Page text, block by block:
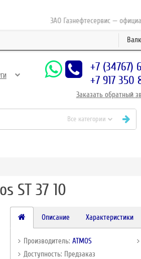
ЗАО Газнефтесервис —
+7 (34767)
+7 917 350
Заказать обратный
Все категории
ST 37 10
Описание Характеристики
Производитель:ATMOS
Доступность: Предзаказ